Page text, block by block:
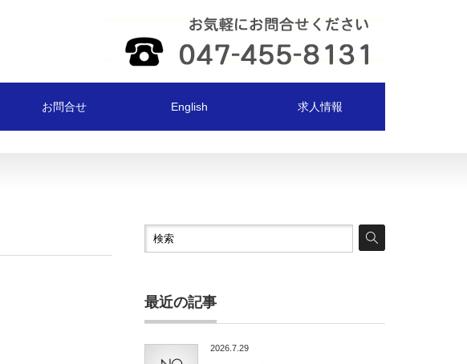
お問合せ English 求人情報
最近の記事
2026.7.29